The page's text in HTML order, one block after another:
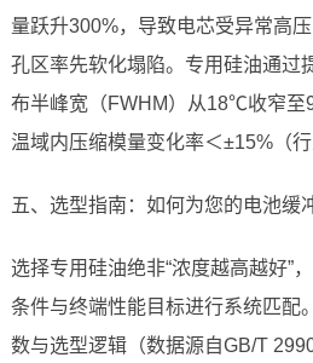
量跃升300%，导致电芯受异常高
孔区率先软化塌陷。专用硅油通过
布半峰宽（FWHM）从18℃收窄
温域内压缩模量变化率＜±15%（行
五、选型指南：如何为您的电池缓
选择专用硅油绝非“浓度越高越好”
条件与终端性能目标进行系统匹配
数与选型逻辑（数据源自GB/T